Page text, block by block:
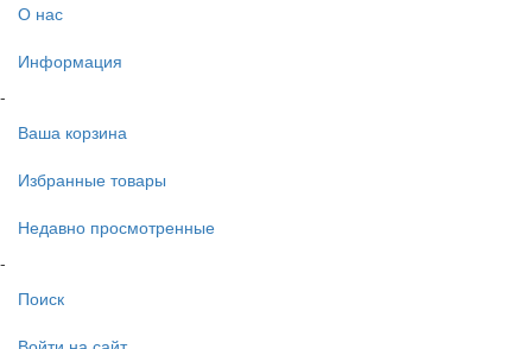
О нас
Информация
-
Ваша корзина
Избранные товары
Недавно просмотренные
-
Поиск